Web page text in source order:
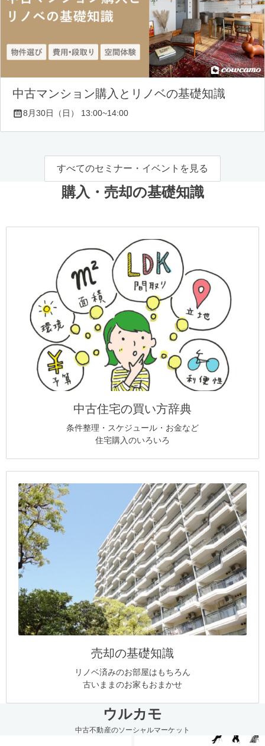
中古マンション購入とリノベの基礎知識
8月30日（日） 13:00~14:00
すべてのセミナー・イベントを見る
購入・売却の基礎知識
中古住宅の買い方辞典
条件整理・スケジュール・お金など
住宅購入のいろいろ
売却の基礎知識
リノベ済みのお部屋はもちろん
古いままのお家もおまかせ
ウルカモ
中古不動産のソーシャルマーケット